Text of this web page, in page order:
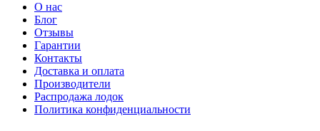
О нас
Блог
Отзывы
Гарантии
Контакты
Доставка и оплата
Производители
Распродажа лодок
Политика конфиденциальности